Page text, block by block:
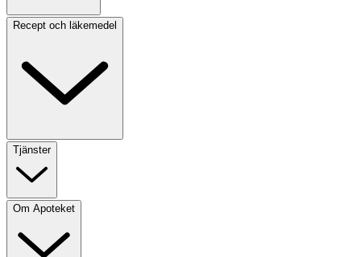
Recept och läkemedel
Tjänster
Om Apoteket